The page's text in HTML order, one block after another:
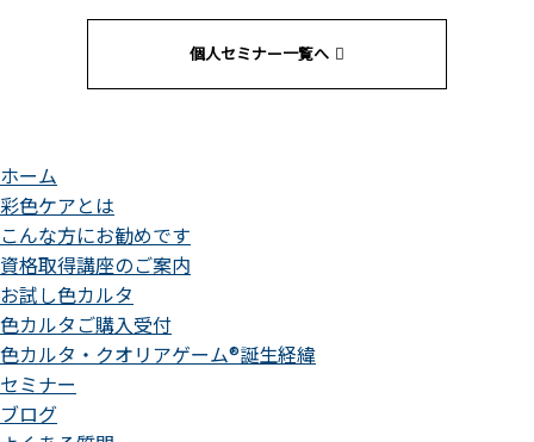
個人セミナー一覧へ
ホーム
彩色ケアとは
こんな方にお勧めです
資格取得講座のご案内
お試し色カルタ
色カルタご購入受付
色カルタ・クオリアゲーム®誕生経緯
セミナー
ブログ